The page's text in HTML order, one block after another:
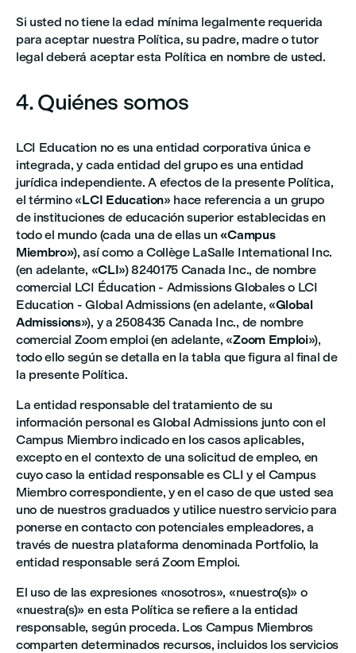
Si usted no tiene la edad mínima legalmente requerida
para aceptar nuestra Política, su padre, madre o tutor
legal deberá aceptar esta Política en nombre de usted.
4. Quiénes somos
LCI Education no es una entidad corporativa única e
integrada, y cada entidad del grupo es una entidad
jurídica independiente. A efectos de la presente Política,
el término «LCI Education» hace referencia a un grupo
de instituciones de educación superior establecidas en
todo el mundo (cada una de ellas un«Campus
Miembro»), así como a Collège LaSalle International Inc.
(en adelante, «CLI») 8240175 Canada Inc., de nombre
comercial LCI Éducation - Admissions Globales o LCI
Education - Global Admissions (en adelante, «Global
Admissions»), y a 2508435 Canada Inc., de nombre
comercial Zoom emploi (en adelante, «Zoom Emploi»),
todo ello según se detalla en la tabla que figura al final de
la presente Política.
La entidad responsable del tratamiento de su
información personal es Global Admissions junto con el
Campus Miembro indicado en los casos aplicables,
excepto en el contexto de una solicitud de empleo, en
cuyo caso la entidad responsable es CLI y el Campus
Miembro correspondiente, y en el caso de que usted sea
uno de nuestros graduados y utilice nuestro servicio para
ponerse en contacto con potenciales empleadores, a
través de nuestra plataforma denominada Portfolio, la
entidad responsable será Zoom Emploi.
El uso de las expresiones «nosotros», «nuestro(s)» o
«nuestra(s)» en esta Política se refiere a la entidad
responsable, según proceda. Los Campus Miembros
comparten determinados recursos, incluidos los servicios